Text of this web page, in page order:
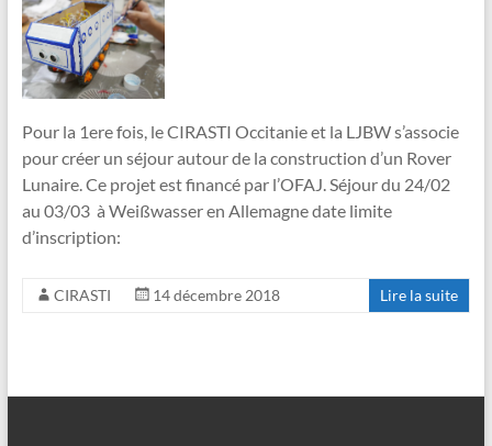
Pour la 1ere fois, le CIRASTI Occitanie et la LJBW s’associe
pour créer un séjour autour de la construction d’un Rover
Lunaire. Ce projet est financé par l’OFAJ. Séjour du 24/02
au 03/03 à Weißwasser en Allemagne date limite
d’inscription:
CIRASTI 14 décembre 2018 Lire la suite